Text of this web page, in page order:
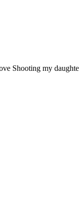
Shooting my